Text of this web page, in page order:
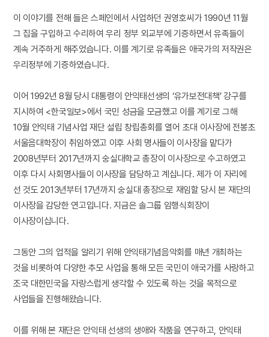
이 이야기를 전해 들은 스페인에서 사업하던 권영호씨가 1990년 11월
그 집을 구입하고 수리하여 우리 정부 외교부에 기증하면서 유족들이
계속 거주하게 해주었습니다. 이를 계기로 유족들은 애국가의 저작권은
우리정부에 기증하였습니다.
이어 1992년 8월 당시 대통령이 안익태선생의 ‘유가보전대책’ 강구를
지시하여 <한국일보>에서 국민 성금을 모금했고 이를 계기로 그해
10월 안익태 기념사업 재단 설립 창립총회를 열어 초대 이사장에 전봉초
서울음대학장이 취임하였고 이후 사회 명사들이 이사장을 맡다가
2008년부터 2017년까지 숭실대학교 총장이 이사장으로 수고하였고
이후 다시 사회명사들이 이사장을 담당하고 계십니다. 제가 이 자리에
선 것도 2013년부터 17년까지 숭실대 총장으로 재임할 당시 본 재단의
이사장을 감당한 연고입니다. 지금은 솔그룹 임행식회장이
이사장이십니다.
그동안 그의 업적을 알리기 위해 안익태기념음악회를 매년 개최하는
것을 비롯하여 다양한 추모 사업을 통해 모든 국민이 애국가를 사랑하고
조국 대한민국을 자랑스럽게 생각할 수 있도록 하는 것을 목적으로
사업들을 진행해왔습니다.
이를 위해 본 재단은 안익태 선생의 생애와 작품을 연구하고, 안익태